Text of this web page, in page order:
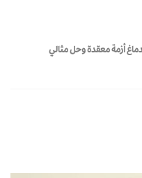
أزمة معقدة وحل مثالي